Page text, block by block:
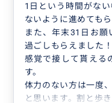
1日という時間がな
ないように進めてもら
また、年末31日お願
過ごしもらえました
感覚で接して貰える
す。
体力のない方は一度
と思います。割と歩